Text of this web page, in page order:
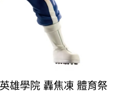
雄學院 轟焦凍 體育祭